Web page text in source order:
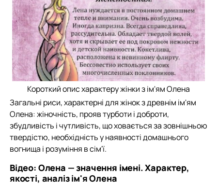
Короткий опис характеру жінки з ім'ям Олена
Загальні риси, характерні для жінок з древнім ім'ям
Олена: жіночність, прояв турботи і доброти,
збудливість і чутливість, що ховається за зовнішньою
твердістю, необхідність у наявності домашнього
вогнища і розуміння в сім'ї.
Відео: Олена — значення імені. Характер,
якості, аналіз ім'я Олена